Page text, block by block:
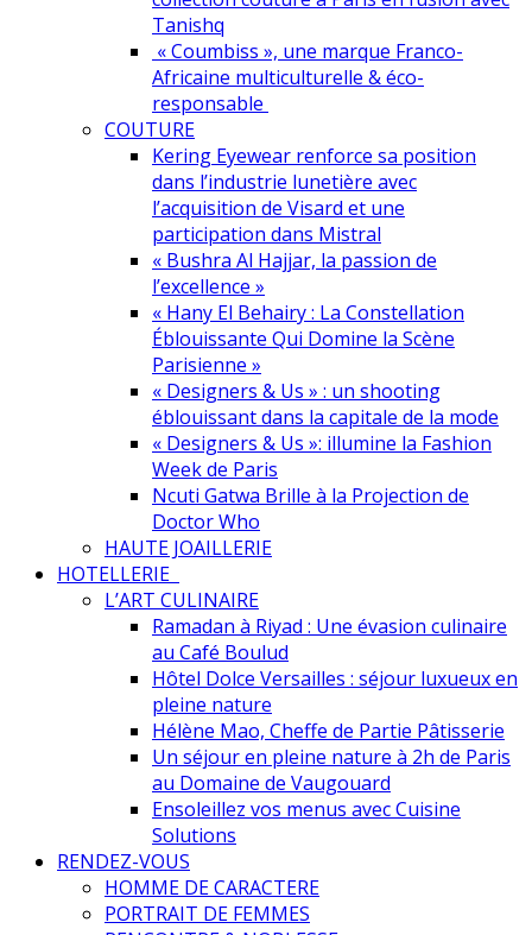
Tanishq
« Coumbiss », une marque Franco-
Africaine multiculturelle & éco-
responsable
COUTURE
Kering Eyewear renforce sa position
dans l’industrie lunetière avec
l’acquisition de Visard et une
participation dans Mistral
« Bushra Al Hajjar, la passion de
l’excellence »
« Hany El Behairy : La Constellation
Éblouissante Qui Domine la Scène
Parisienne »
« Designers & Us » : un shooting
éblouissant dans la capitale de la mode
« Designers & Us »: illumine la Fashion
Week de Paris
Ncuti Gatwa Brille à la Projection de
Doctor Who
HAUTE JOAILLERIE
HOTELLERIE
L’ART CULINAIRE
Ramadan à Riyad : Une évasion culinaire
au Café Boulud
Hôtel Dolce Versailles : séjour luxueux en
pleine nature
Hélène Mao, Cheffe de Partie Pâtisserie
Un séjour en pleine nature à 2h de Paris
au Domaine de Vaugouard
Ensoleillez vos menus avec Cuisine
Solutions
RENDEZ-VOUS
HOMME DE CARACTERE
PORTRAIT DE FEMMES